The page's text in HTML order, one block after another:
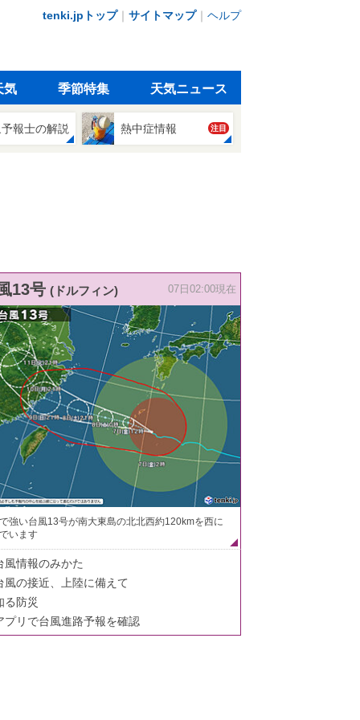
tenki.jpトップ｜ サイトマップ｜ ヘルプ
気 季節特集 天気ニュース
報士の解説 熱中症情報 注目
13号 (ドルフィン) 07日02:00現在
強い台風13号が南大東島の北北西約120kmを西に
います
風情報のみかた
風の接近、上陸に備えて
る防災
プリで台風進路予報を確認